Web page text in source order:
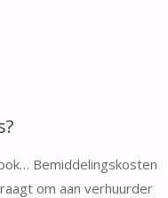
Bemiddelingskosten
om aan verhuurder